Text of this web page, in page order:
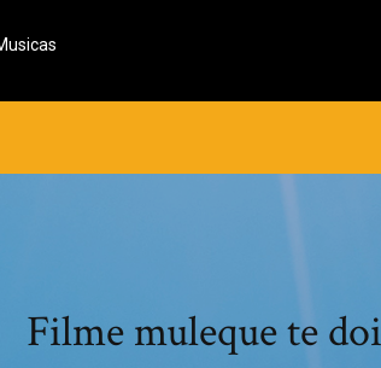
Filme muleque te